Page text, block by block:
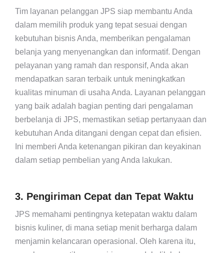
Tim layanan pelanggan JPS siap membantu Anda
dalam memilih produk yang tepat sesuai dengan
kebutuhan bisnis Anda, memberikan pengalaman
belanja yang menyenangkan dan informatif. Dengan
pelayanan yang ramah dan responsif, Anda akan
mendapatkan saran terbaik untuk meningkatkan
kualitas minuman di usaha Anda. Layanan pelanggan
yang baik adalah bagian penting dari pengalaman
berbelanja di JPS, memastikan setiap pertanyaan dan
kebutuhan Anda ditangani dengan cepat dan efisien.
Ini memberi Anda ketenangan pikiran dan keyakinan
dalam setiap pembelian yang Anda lakukan.
3. Pengiriman Cepat dan Tepat Waktu
JPS memahami pentingnya ketepatan waktu dalam
bisnis kuliner, di mana setiap menit berharga dalam
menjamin kelancaran operasional. Oleh karena itu,